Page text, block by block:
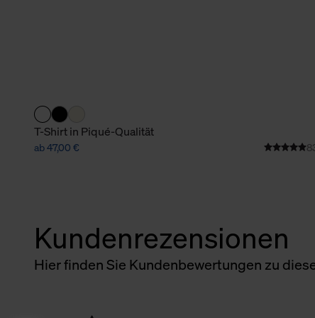
T-Shirt in Piqué-Qualität
ab 47,00 €
Kundenrezensionen
Hier finden Sie Kundenbewertungen zu